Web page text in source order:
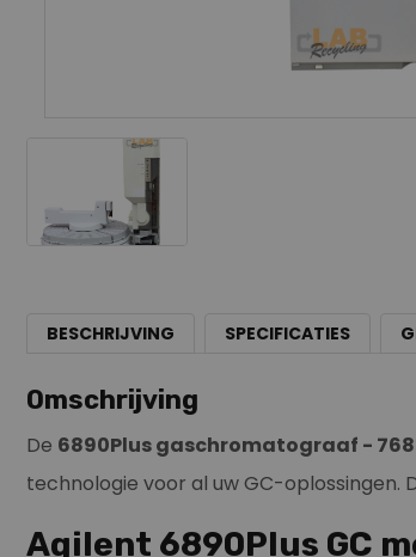
BESCHRIJVING SPECIFICATIES
Omschrijving
De 6890Plus gaschromatograaf -
technologie voor al uw GC-
Agilent 6890Plus GC